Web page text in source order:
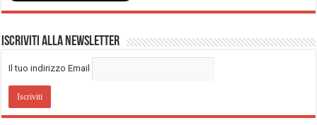
Iscriviti alla Newsletter
Il tuo indirizzo Email